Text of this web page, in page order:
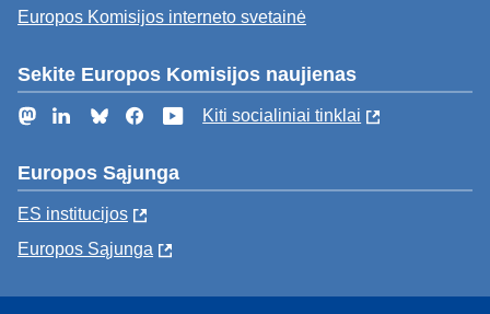
Europos Komisijos interneto svetainė
Sekite Europos Komisijos naujienas
MastodonLinkedInBlueskyFacebookYouTube
Kiti socialiniai tinklai
Europos Sąjunga
ES institucijоs
Europos Sąjunga